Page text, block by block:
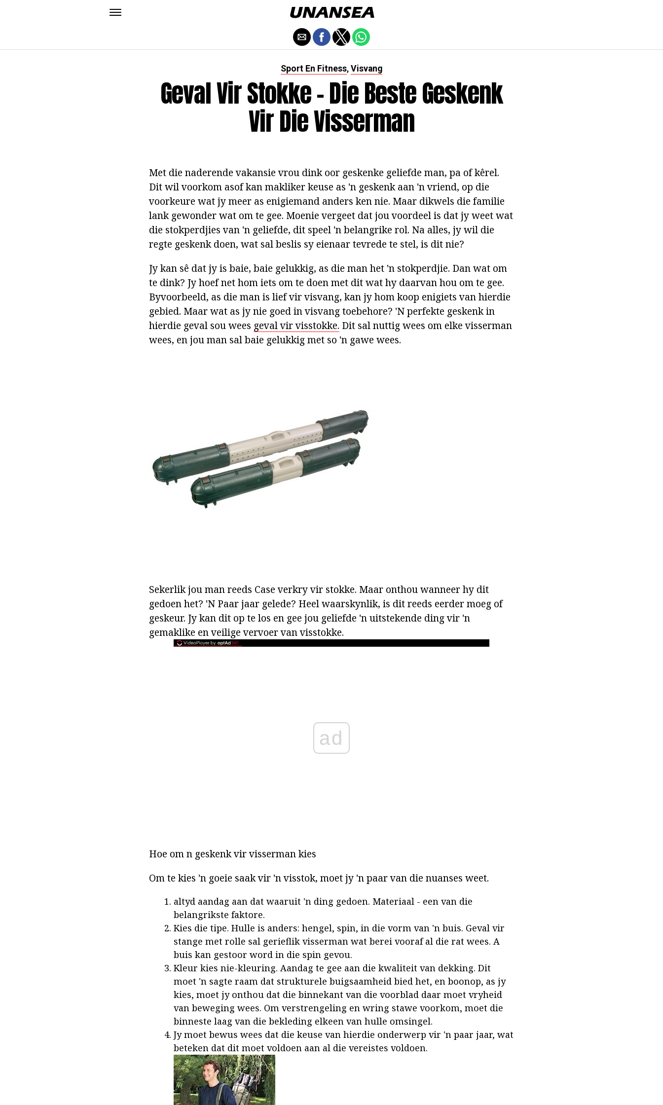
Sport En Fitness, Visvang
Geval Vir Stokke - Die Beste Geskenk
Vir Die Visserman
Met die naderende vakansie vrou dink oor geskenke geliefde man, pa of kêrel.
Dit wil voorkom asof kan makliker keuse as 'n geskenk aan 'n vriend, op die
voorkeure wat jy meer as enigiemand anders ken nie. Maar dikwels die familie
lank gewonder wat om te gee. Moenie vergeet dat jou voordeel is dat jy weet wat
die stokperdjies van 'n geliefde, dit speel 'n belangrike rol. Na alles, jy wil die
regte geskenk doen, wat sal beslis sy eienaar tevrede te stel, is dit nie?
Jy kan sê dat jy is baie, baie gelukkig, as die man het 'n stokperdjie. Dan wat om
te dink? Jy hoef net hom iets om te doen met dit wat hy daarvan hou om te gee.
Byvoorbeeld, as die man is lief vir visvang, kan jy hom koop enigiets van hierdie
gebied. Maar wat as jy nie goed in visvang toebehore? 'N perfekte geskenk in
hierdie geval sou wees geval vir visstokke. Dit sal nuttig wees om elke visserman
wees, en jou man sal baie gelukkig met so 'n gawe wees.
Sekerlik jou man reeds Case verkry vir stokke. Maar onthou wanneer hy dit
gedoen het? 'N Paar jaar gelede? Heel waarskynlik, is dit reeds eerder moeg of
geskeur. Jy kan dit op te los en gee jou geliefde 'n uitstekende ding vir 'n
gemaklike en veilige vervoer van visstokke.
ad
Hoe om n geskenk vir visserman kies
Om te kies 'n goeie saak vir 'n visstok, moet jy 'n paar van die nuanses weet.
altyd aandag aan dat waaruit 'n ding gedoen. Materiaal - een van die
belangrikste faktore.
Kies die tipe. Hulle is anders: hengel, spin, in die vorm van 'n buis. Geval vir
stange met rolle sal gerieflik visserman wat berei vooraf al die rat wees. A
buis kan gestoor word in die spin gevou.
Kleur kies nie-kleuring. Aandag te gee aan die kwaliteit van dekking. Dit
moet 'n sagte raam dat strukturele buigsaamheid bied het, en boonop, as jy
kies, moet jy onthou dat die binnekant van die voorblad daar moet vryheid
van beweging wees. Om verstrengeling en wring stawe voorkom, moet die
binneste laag van die bekleding elkeen van hulle omsingel.
Jy moet bewus wees dat die keuse van hierdie onderwerp vir 'n paar jaar, wat
beteken dat dit moet voldoen aan al die vereistes voldoen.